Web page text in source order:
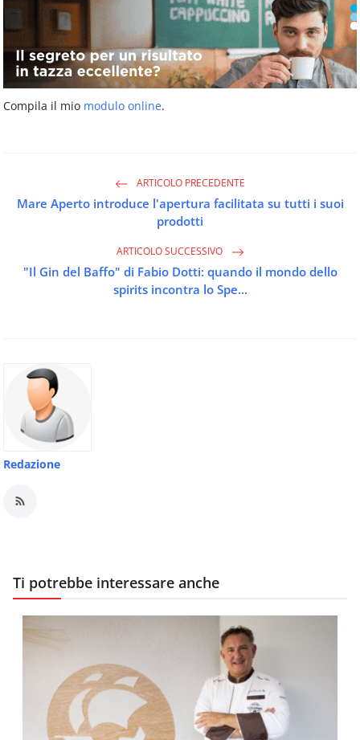
Compila il mio modulo online.
ARTICOLO PRECEDENTE
Mare Aperto introduce l'apertura facilitata su tutti i suoi
prodotti
ARTICOLO SUCCESSIVO
"Il Gin del Baffo" di Fabio Dotti: quando il mondo dello
spirits incontra lo Spe...
Redazione
Ti potrebbe interessare anche